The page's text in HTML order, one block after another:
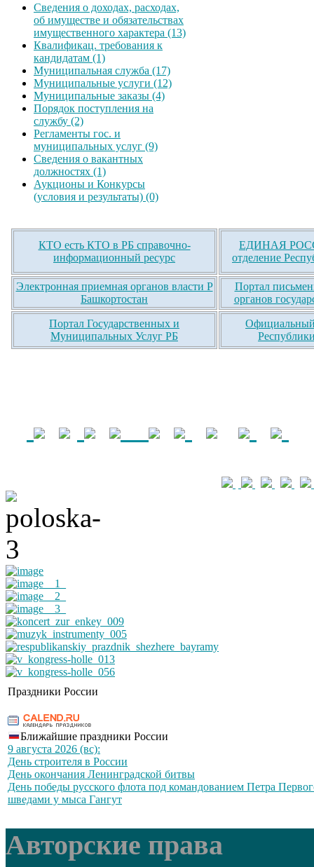
Сведения о доходах, расходах,
об имуществе и обязательствах
имущественного характера (13)
Квалификац. требования к
кандидатам (1)
Муниципальная служба (17)
Муниципальные услуги (12)
Муниципальные заказы (4)
Порядок поступления на
службу (2)
Регламенты гос. и
муниципальных услуг (9)
Сведения о вакантных
должностях (1)
Аукционы и Конкурсы
(условия и результаты) (0)
КТО есть КТО в РБ справочно-
информационный ресурс
ЕДИНАЯ
отделение
Электронная приемная органов власти Р
Башкортостан
Портал
органов
Портал Государственных и
Муниципальных Услуг РБ
Официальный
Праздники России
Ближайшие праздники России
9 августа 2026 (вс):
День строителя в России
День окончания Ленинградской битвы
День победы русского флота под командованием Петра
шведами у мыса Гангут
Авторские права